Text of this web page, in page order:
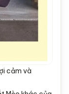
cảm và